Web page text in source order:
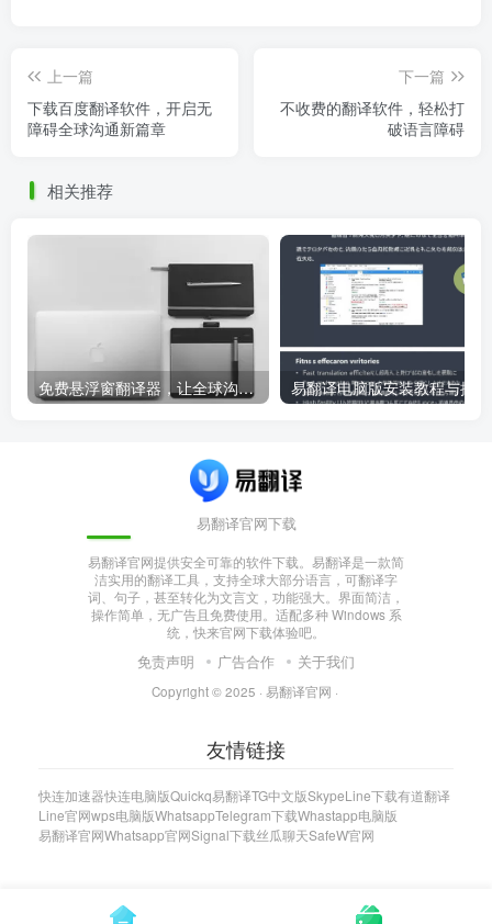
上一篇
下载百度翻译软件，开启无
障碍全球沟通新篇章
下一篇
不收费的翻译软件，轻松打
破语言障碍
相关推荐
免费悬浮窗翻译器，让全球沟通无障碍！
易翻译官网下载
易翻译官网提供安全可靠的软件下载。易翻译是一款简
洁实用的翻译工具，支持全球大部分语言，可翻译字
词、句子，甚至转化为文言文，功能强大。界面简洁，
操作简单，无广告且免费使用。适配多种 Windows 系
统，快来官网下载体验吧。
免责声明 广告合作 关于我们
Copyright © 2025 · 易翻译官网 ·
友情链接
快连加速器快连电脑版Quickq易翻译TG中文版SkypeLine下载有道翻译
Line官网wps电脑版WhatsappTelegram下载Whastapp电脑版
易翻译官网Whatsapp官网Signal下载丝瓜聊天SafeW官网